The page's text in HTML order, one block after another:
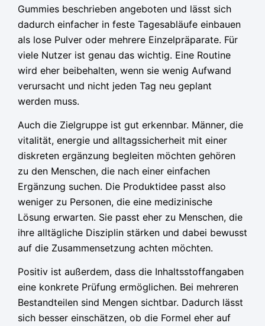
Gummies beschrieben angeboten und lässt sich
dadurch einfacher in feste Tagesabläufe einbauen
als lose Pulver oder mehrere Einzelpräparate. Für
viele Nutzer ist genau das wichtig. Eine Routine
wird eher beibehalten, wenn sie wenig Aufwand
verursacht und nicht jeden Tag neu geplant
werden muss.
Auch die Zielgruppe ist gut erkennbar. Männer, die
vitalität, energie und alltagssicherheit mit einer
diskreten ergänzung begleiten möchten gehören
zu den Menschen, die nach einer einfachen
Ergänzung suchen. Die Produktidee passt also
weniger zu Personen, die eine medizinische
Lösung erwarten. Sie passt eher zu Menschen, die
ihre alltägliche Disziplin stärken und dabei bewusst
auf die Zusammensetzung achten möchten.
Positiv ist außerdem, dass die Inhaltsstoffangaben
eine konkrete Prüfung ermöglichen. Bei mehreren
Bestandteilen sind Mengen sichtbar. Dadurch lässt
sich besser einschätzen, ob die Formel eher auf